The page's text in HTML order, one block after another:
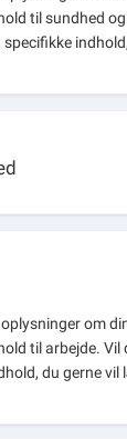
til sundhed
om
til arbejde. Vil
du gerne vil